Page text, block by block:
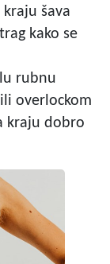
šava
kako se
rubnu
overlockom
kraju dobro